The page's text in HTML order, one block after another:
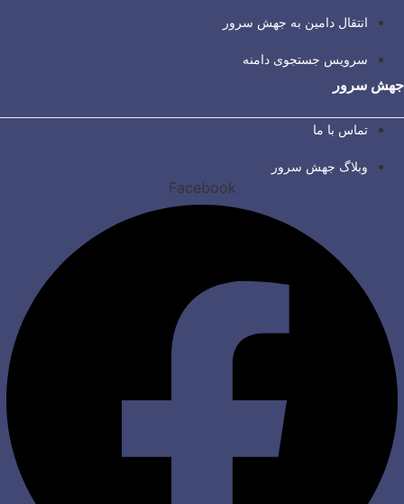
انتقال دامین به جهش سرور
سرویس جستجوی دامنه
جهش سرور
تماس با ما
وبلاگ جهش سرور
Facebook